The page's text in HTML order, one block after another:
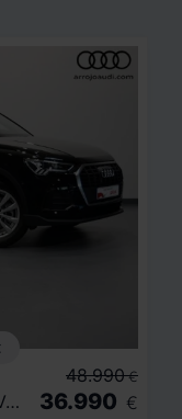
45 TFSI E 180KW S TRONIC ADVANCED
48.990 €
36.990 €